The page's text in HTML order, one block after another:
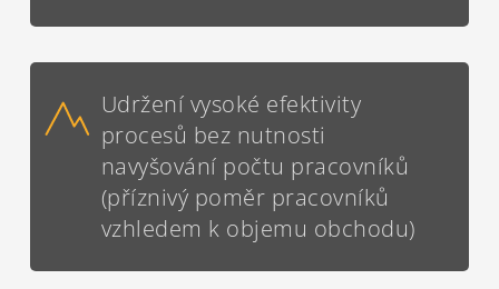
Udržení vysoké efektivity
procesů bez nutnosti
navyšování počtu pracovníků
(příznivý poměr pracovníků
vzhledem k objemu obchodu)